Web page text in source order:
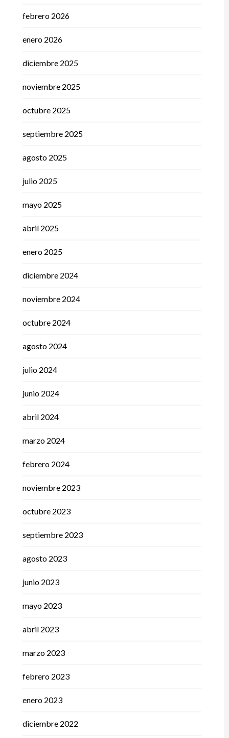
febrero 2026
enero 2026
diciembre 2025
noviembre 2025
octubre 2025
septiembre 2025
agosto 2025
julio 2025
mayo 2025
abril 2025
enero 2025
diciembre 2024
noviembre 2024
octubre 2024
agosto 2024
julio 2024
junio 2024
abril 2024
marzo 2024
febrero 2024
noviembre 2023
octubre 2023
septiembre 2023
agosto 2023
junio 2023
mayo 2023
abril 2023
marzo 2023
febrero 2023
enero 2023
diciembre 2022